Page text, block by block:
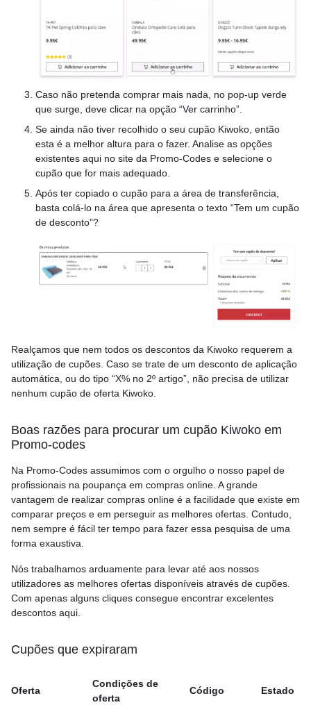
Caso não pretenda comprar mais nada, no pop-up verde
que surge, deve clicar na opção “Ver carrinho”.
Se ainda não tiver recolhido o seu cupão Kiwoko, então
esta é a melhor altura para o fazer. Analise as opções
existentes aqui no site da Promo-Codes e selecione o
cupão que for mais adequado.
Após ter copiado o cupão para a área de transferência,
basta colá-lo na área que apresenta o texto “Tem um cupão
de desconto”?
Realçamos que nem todos os descontos da Kiwoko requerem a
utilização de cupões. Caso se trate de um desconto de aplicação
automática, ou do tipo “X% no 2º artigo”, não precisa de utilizar
nenhum cupão de oferta Kiwoko.
Boas razões para procurar um cupão Kiwoko em
Promo-codes
Na Promo-Codes assumimos com o orgulho o nosso papel de
profissionais na poupança em compras online. A grande
vantagem de realizar compras online é a facilidade que existe em
comparar preços e em perseguir as melhores ofertas. Contudo,
nem sempre é fácil ter tempo para fazer essa pesquisa de uma
forma exaustiva.
Nós trabalhamos arduamente para levar até aos nossos
utilizadores as melhores ofertas disponíveis através de cupões.
Com apenas alguns cliques consegue encontrar excelentes
descontos aqui.
Cupões que expiraram
Oferta
Condições de
oferta
Código Estado